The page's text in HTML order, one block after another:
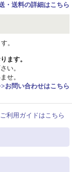
・送料の詳細はこちら
。
ます。
い。
せ。
お問い合わせはこちら
利用ガイドはこちら